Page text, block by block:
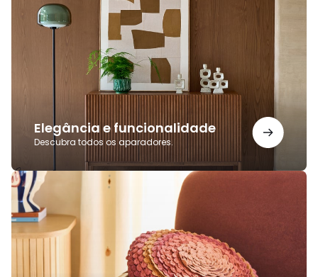
Elegância e funcionalidade
Descubra todos os aparadores.
funcionalidade
Decoração
têxtil